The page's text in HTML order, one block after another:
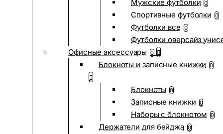
Мужские футболки 0
Спортивные футболки 0
Футболки все 0
Футболки оверсайз
Офисные аксессуары 0
Блокноты и записные книжки 0
Блокноты 0
Записные книжки 0
Наборы с блокнотом 0
Держатели для бейджа 0